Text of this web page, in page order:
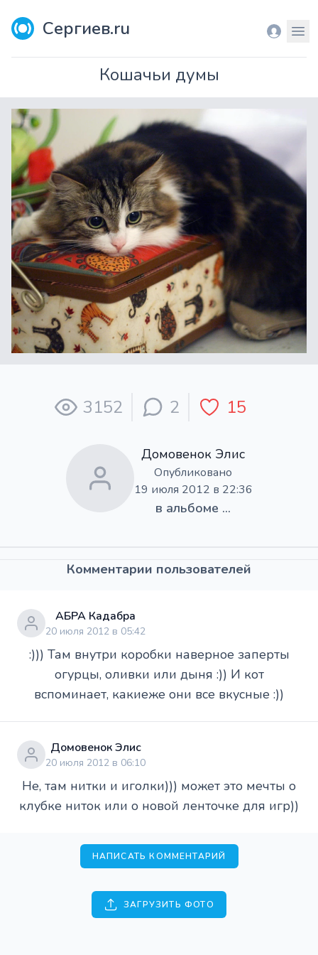
Сергиев.ru Вход
Кошачьи думы
3152 2 15
Домовенок Элис
Опубликовано
19 июля 2012 в 22:36
в альбоме ...
Комментарии пользователей
АБРА Кадабра
20 июля 2012 в 05:42
:))) Там внутри коробки наверное заперты
огурцы, оливки или дыня :)) И кот
вспоминает, какиеже они все вкусные :))
Домовенок Элис
20 июля 2012 в 06:10
Не, там нитки и иголки))) может это мечты о
клубке ниток или о новой ленточке для игр))
НАПИСАТЬ КОММЕНТАРИЙ
ЗАГРУЗИТЬ ФОТО